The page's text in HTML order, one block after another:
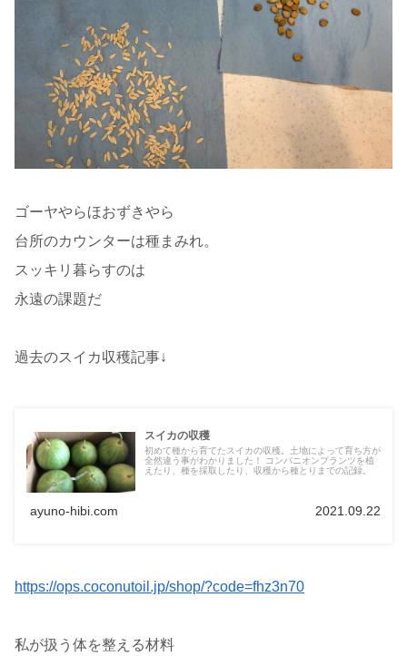
ゴーヤやらほおずきやら
台所のカウンターは種まみれ。
スッキリ暮らすのは
永遠の課題だ
過去のスイカ収穫記事↓
スイカの収穫
初めて種から育てたスイカの収穫。土地によって育ち方が
全然違う事がわかりました！ コンパニオンプランツを植
えたり、種を採取したり、収穫から種とりまでの記録。
ayuno-hibi.com 2021.09.22
https://ops.coconutoil.jp/shop/?code=fhz3n70
私が扱う体を整える材料